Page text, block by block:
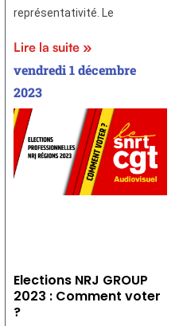
représentativité. Le
Lire la suite »
vendredi 1 décembre
2023
Elections NRJ GROUP
2023 : Comment voter
?